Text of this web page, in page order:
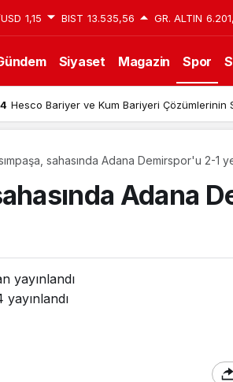
1,15 BIST 13.535,56 GR. ALTIN
Siyaset Magazin Spor
Hesco Bariyer ve Kum Bariyeri Çözümlerinin
sahasında Adana Demirspor'u 2-1
Adana
yayınlandı
yayınlandı